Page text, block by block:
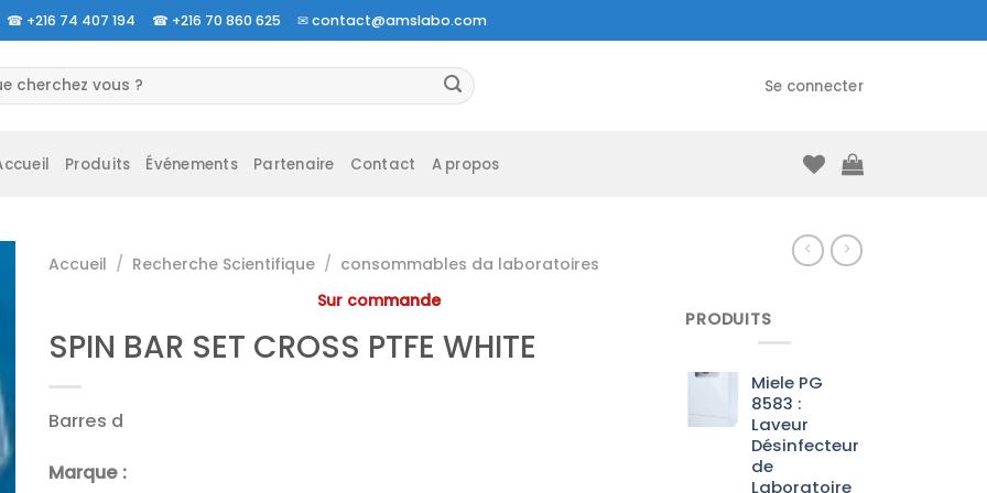
☎ +216 74 407 194 ☎ +216 70 860 625 ✉contact@amslabo.com
Se connecter
Produits Événements Partenaire Contact A propos
Accueil / Recherche Scientifique / consommables da laboratoires
Sur commande
SPIN BAR SET CROSS PTFE WHITE
Barres d
Marque :
PRODUITS
Miele PG
8583 :
Laveur
Désinfecteur
de
Laboratoire